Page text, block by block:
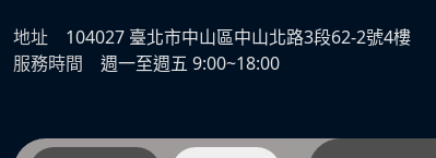
地址 104027 臺北市中山區中山北路3段62-2號4樓
服務時間
週一至週五 9:00~18:00